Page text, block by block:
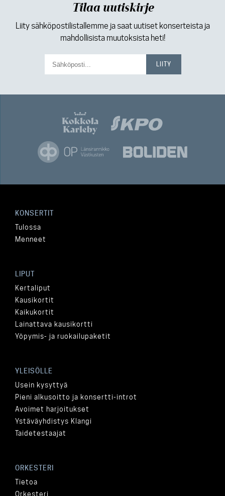
Tilaa uutiskirje
Liity sähköpostilistallemme ja saat uutiset konserteista ja
mahdollisista muutoksista heti!
KONSERTIT
Tulossa
Menneet
LIPUT
Kertaliput
Kausikortit
Kaikukortit
Lainattava kausikortti
Yöpymis- ja ruokailupaketit
YLEISÖLLE
Usein kysyttyä
Pieni alkusoitto ja konsertti-introt
Avoimet harjoitukset
Ystäväyhdistys Klangi
Taidetestaajat
ORKESTERI
Tietoa
Orkesteri